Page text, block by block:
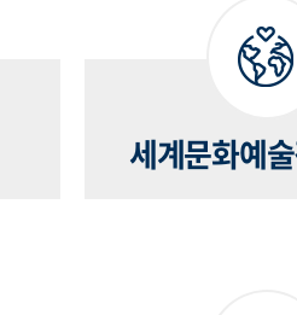
세계문화예